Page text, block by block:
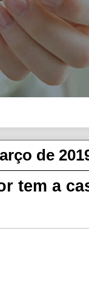
de
tem a